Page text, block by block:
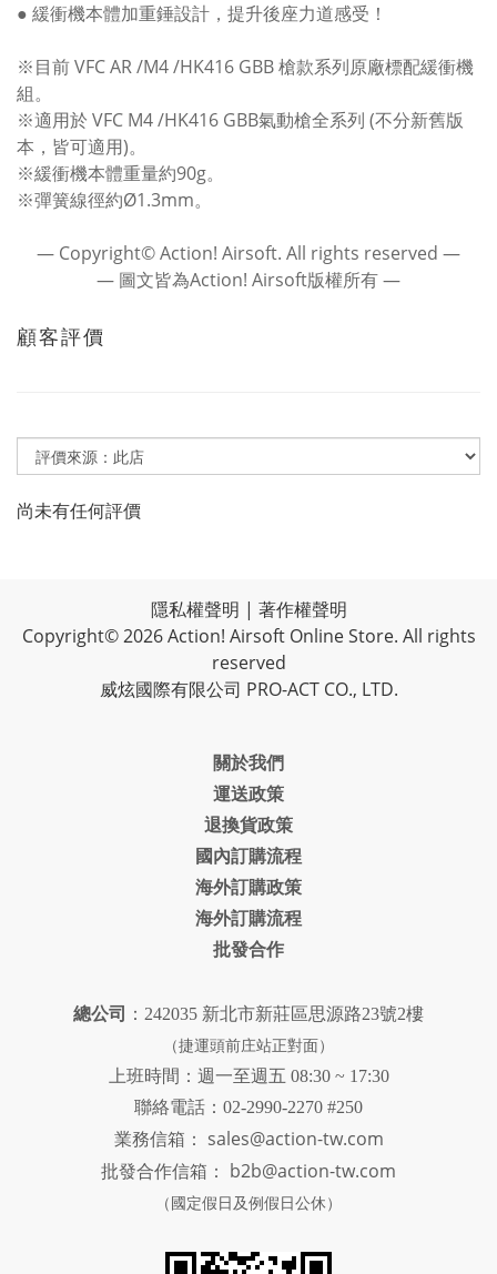
● 緩衝機本體加重錘設計，提升後座力道感受！
※目前 VFC AR /M4 /HK416 GBB 槍款系列原廠標配緩衝機
組。
※適用於 VFC M4 /HK416 GBB氣動槍全系列 (不分新舊版
本，皆可適用)。
※緩衝機本體重量約90g。
※彈簧線徑約Ø1.3mm。
― Copyright© Action! Airsoft. All rights reserved ―
― 圖文皆為Action! Airsoft版權所有 ―
顧客評價
尚未有任何評價
隱私權聲明 | 著作權聲明
Copyright© 2026 Action! Airsoft Online Store. All rights
reserved
威炫國際有限公司 PRO-ACT CO., LTD.
關於我們
運送政策
退換貨政策
國內訂購流程
海外訂購政策
海外訂購流程
批發合作
總公司 ：242035 新北市新莊區思源路23號2樓
（捷運頭前庄站正對面）
上班時間：週一至週五 08:30 ~ 17:30
聯絡電話：02-2990-2270 #250
業務信箱： sales@action-tw.com
批發合作信箱： b2b@action-tw.com
（國定假日及例假日公休）